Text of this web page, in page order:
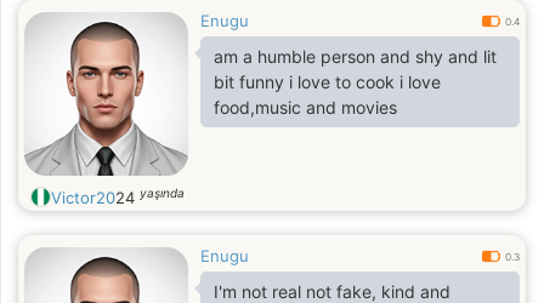
Enugu 0.4
am a humble person and shy and lit
bit funny i love to cook i love
food,music and movies
Victor2024 yaşında
Enugu 0.3
I'm not real not fake, kind and